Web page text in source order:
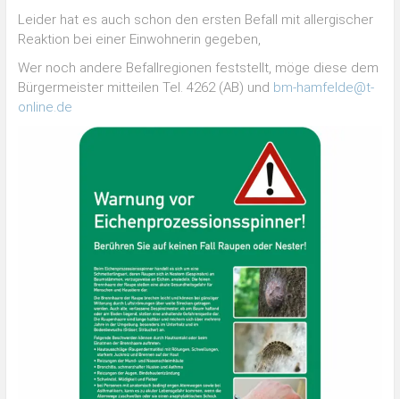
Leider hat es auch schon den ersten Befall mit allergischer
Reaktion bei einer Einwohnerin gegeben,
Wer noch andere Befallregionen feststellt, möge diese dem
Bürgermeister mitteilen Tel. 4262 (AB) und bm-hamfelde@t-
online.de